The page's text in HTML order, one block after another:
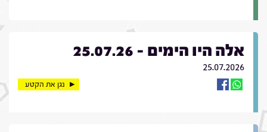
אלה היו הימים - 25.07.26
25.07.2026
נגן את הקטע